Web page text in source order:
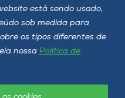
está sendo usado,
sob medida para
os tipos diferentes de
nossa Política de